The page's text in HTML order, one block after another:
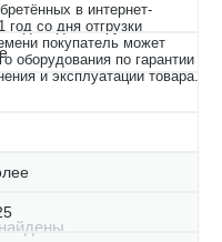
в интернет-
со дня отгрузки
покупатель может
оборудования по гарантии
и эксплуатации товара.